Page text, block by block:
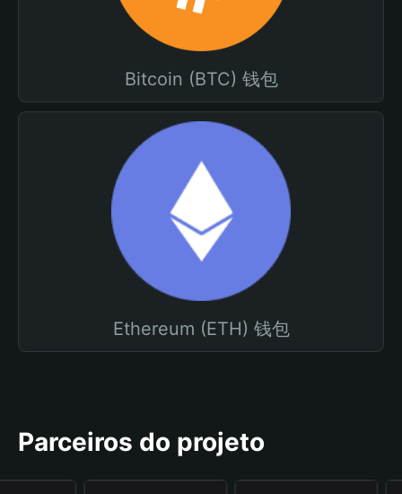
Bitcoin (BTC) 钱包
Ethereum (ETH) 钱包
Parceiros do projeto